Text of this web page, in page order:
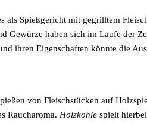
Spießgericht mit gegrilltem
Gewürze haben sich im Laufe der
ihren Eigenschaften könnte die
von Fleischstücken auf
Raucharoma. Holzkohle spielt